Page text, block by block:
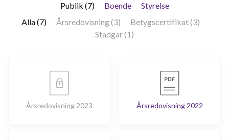
Publik (7) Boende
Styrelse
Alla (7)
Årsredovisning (3)
Betygscertifikat (3)
Stadgar (1)
Årsredovisning 2023 Årsredovisning 2022